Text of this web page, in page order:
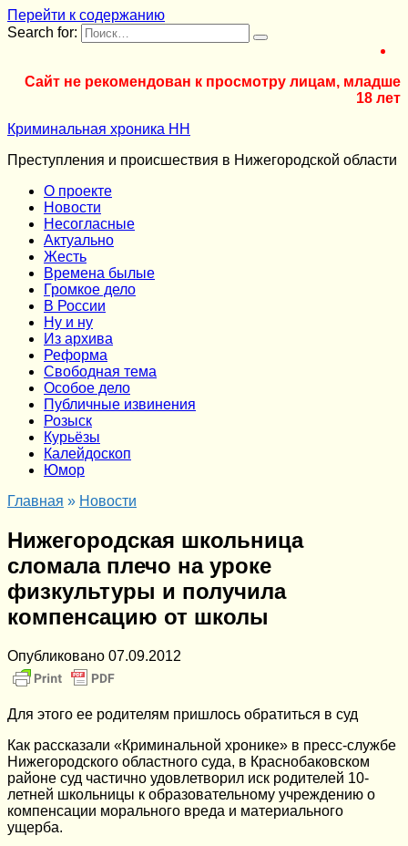
Перейти к содержанию
Search for:
Сайт не рекомендован к просмотру лицам, младше
18 лет
Криминальная хроника НН
Преступления и происшествия в Нижегородской области
О проекте
Новости
Несогласные
Актуально
Жесть
Времена былые
Громкое дело
В России
Ну и ну
Из архива
Реформа
Cвободная тема
Особое дело
Публичные извинения
Розыск
Курьёзы
Калейдоскоп
Юмор
Главная » Новости
Нижегородская школьница
сломала плечо на уроке
физкультуры и получила
компенсацию от школы
Опубликовано 07.09.2012
Для этого ее родителям пришлось обратиться в суд
Как рассказали «Криминальной хронике» в пресс-службе
Нижегородского областного суда, в Краснобаковском
районе суд частично удовлетворил иск родителей 10-
летней школьницы к образовательному учреждению о
компенсации морального вреда и материального
ущерба.